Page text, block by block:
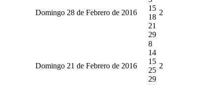
Domingo 28 de Febrero de 2016
15
18
21
29
2
Domingo 21 de Febrero de 2016
8
14
15
25
29
2